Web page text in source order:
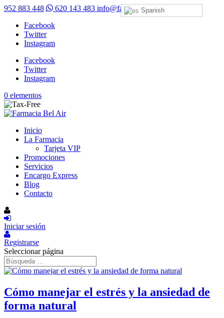
952 883 448 620 143 483 info@farmaciabelair.com
Facebook
Twitter
Instagram
Facebook
Twitter
Instagram
0 elementos
Inicio
La Farmacia
Tarjeta VIP
Promociones
Servicios
Encargo Express
Blog
Contacto
Iniciar sesión
Registrarse
Seleccionar página
Cómo manejar el estrés y la ansiedad de
forma natural
Spanish